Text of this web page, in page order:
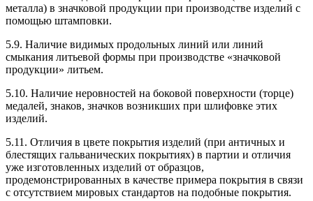
металла) в значковой продукции при производстве изделий с
помощью штамповки.
5.9. Наличие видимых продольных линий или линий
смыкания литьевой формы при производстве «значковой
продукции» литьем.
5.10. Наличие неровностей на боковой поверхности (торце)
медалей, знаков, значков возникших при шлифовке этих
изделий.
5.11. Отличия в цвете покрытия изделий (при античных и
блестящих гальванических покрытиях) в партии и отличия
уже изготовленных изделий от образцов,
продемонстрированных в качестве примера покрытия в связи
с отсутствием мировых стандартов на подобные покрытия.